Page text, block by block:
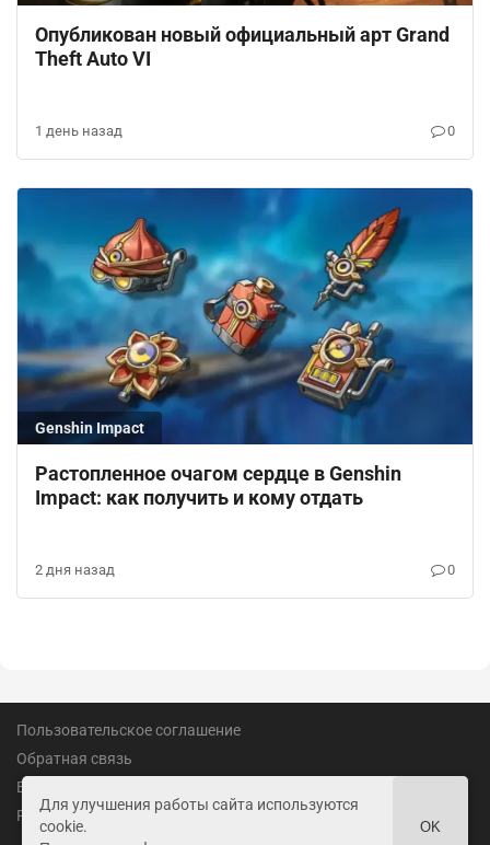
Опубликован новый официальный арт Grand
Theft Auto VI
1 день назад 0
Genshin Impact
Растопленное очагом сердце в Genshin
Impact: как получить и кому отдать
2 дня назад 0
Для улучшения работы сайта используются
cookie.
OK
Пользовательское соглашение
Обратная связь
Вакансии
Реклама